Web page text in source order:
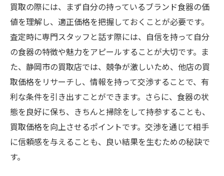
高価買取を実現するために知っておきたいブラ
ンド食器の価値
ブランド食器の価値を決める要素とは
市場における人気ブランドとその特徴
ブランド食器の保存状態が与える影響
価値を上げるためのメンテナンス方法
トレンドを把握しておく重要性
専門家の視点から見るブランド食器の未来
買取大吉新静岡店が選ばれる理由とその買取実
買取の際には、まず自分の持っているブランド食器の価
値を理解し、適正価格を把握しておくことが必要です。
査定時に専門スタッフと話す際には、自信を持って自分
の食器の特徴や魅力をアピールすることが大切です。ま
た、静岡市の買取店では、競争が激しいため、他店の買
取価格をリサーチし、情報を持って交渉することで、有
利な条件を引き出すことができます。さらに、食器の状
態を良好に保ち、きちんと掃除をして持参することも、
買取価格を向上させるポイントです。交渉を通じて相手
に信頼感を与えることも、良い結果を生むための秘訣で
す。